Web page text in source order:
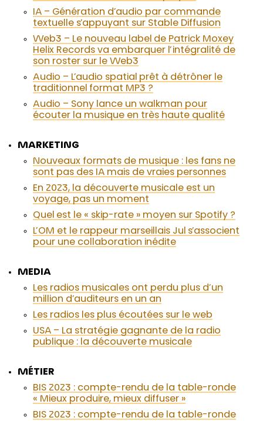
IA – Génération d’audio par commande
textuelle s’appuyant sur Stable Diffusion
Web3 – Le nouveau label de Patrick Moxey
Helix Records va embarquer l’intégralité de
son roster sur le Web3
Audio – L’audio spatial prêt à détrôner le
traditionnel format MP3 ?
Audio – Sony lance un walkman pour
écouter la musique en très haute qualité
MARKETING
Nouveaux formats de musique : les fans ne
sont pas des IA mais de vraies personnes
En 2023, la découverte musicale est un
voyage, pas un moment
Quel est le « skip-rate » moyen sur Spotify ?
L’OM et le rappeur marseillais Jul s’associent
pour une collaboration inédite
MEDIA
Les radios musicales ont perdu plus d’un
million d’auditeurs en un an
Les radios les plus écoutées sur le web
USA – La stratégie gagnante de la radio
publique : la découverte musicale
MÉTIER
BIS 2023 : compte-rendu de la table-ronde
« Mieux produire, mieux diffuser »
BIS 2023 : compte-rendu de la table-ronde